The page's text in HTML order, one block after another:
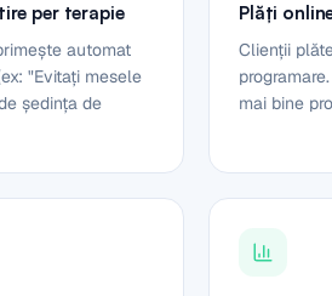
per terapie
automat
"Evitați mesele
ședința de
Plăți
Clienții
mai bine